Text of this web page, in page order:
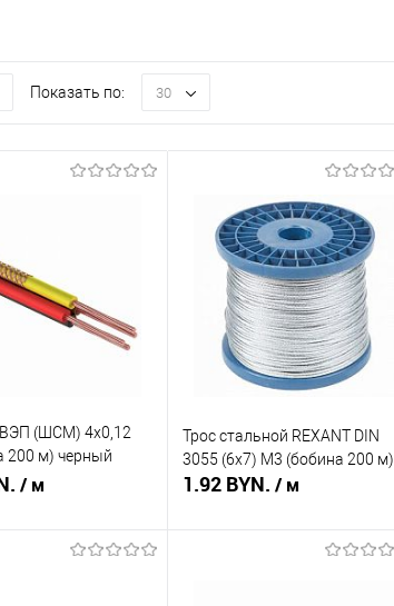
Показать по: 30
(ШСМ) 4x0,12
200 м) черный
/ м
Трос стальной REXANT DIN
3055 (6x7) М3 (бобина 200 м)
1.92 BYN. / м